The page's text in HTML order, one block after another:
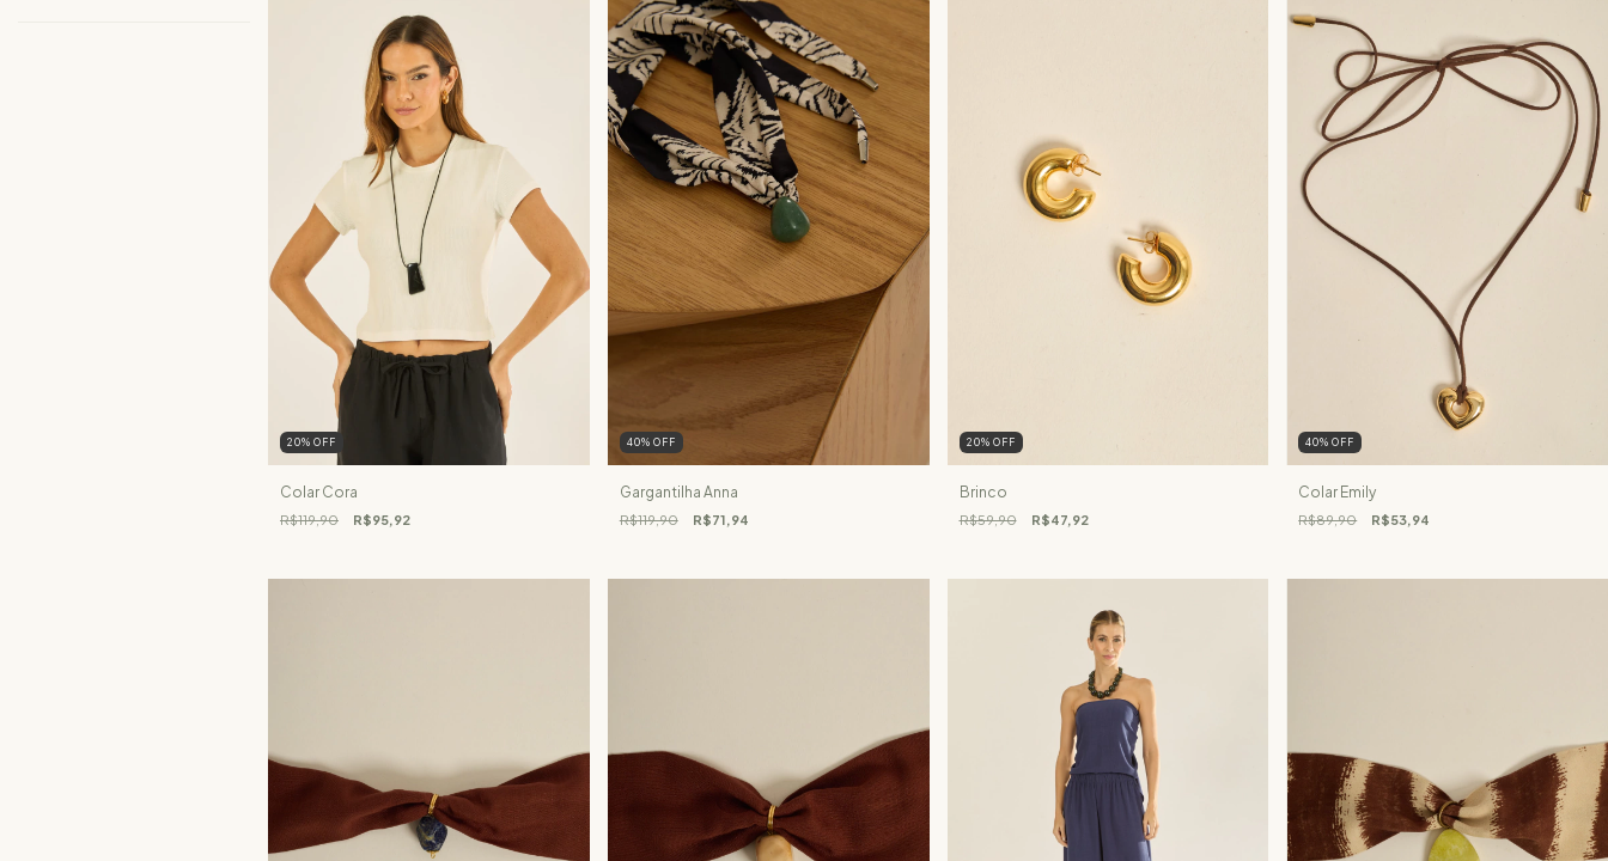
20% OFF
Colar Cora
R$119,90 R$95,92
40% OFF
Gargantilha Anna
R$119,90 R$71,94
20% OFF
Brinco
R$59,90 R$47,92
40%OFF
Colar Emily
R$89,90 R$53,94